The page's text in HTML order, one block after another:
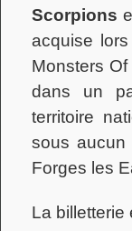
Scorpions
acquise
Monsters
dans un
territoire
sous
Forges les
La